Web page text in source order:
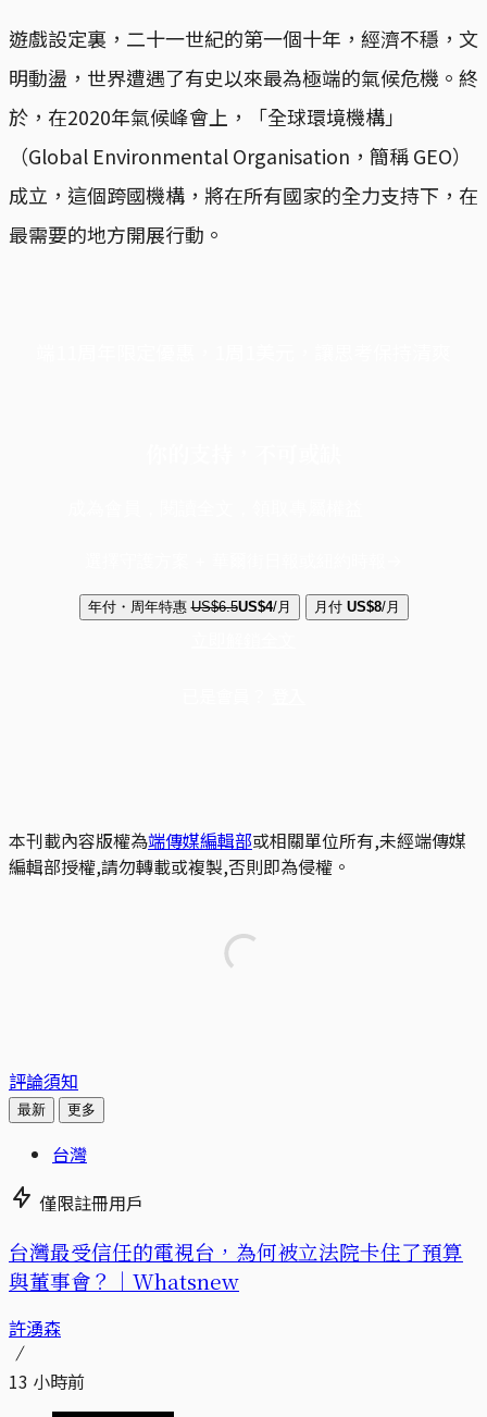
遊戲設定裏，二十一世紀的第一個十年，經濟不穩，文
明動盪，世界遭遇了有史以來最為極端的氣候危機。終
於，在2020年氣候峰會上，「全球環境機構」
（Global Environmental Organisation，簡稱 GEO）
成立，這個跨國機構，將在所有國家的全力支持下，在
最需要的地方開展行動。
年付・周年特惠 US$6.5US$4/月 月付 US$8/月
本刊載內容版權為端傳媒編輯部或相關單位所有,未經端傳媒
編輯部授權,請勿轉載或複製,否則即為侵權。
評論須知
最新 更多
台灣
僅限註冊用戶
台灣最受信任的電視台，為何被立法院卡住了預算
與董事會？｜Whatsnew
許湧森
13 小時前